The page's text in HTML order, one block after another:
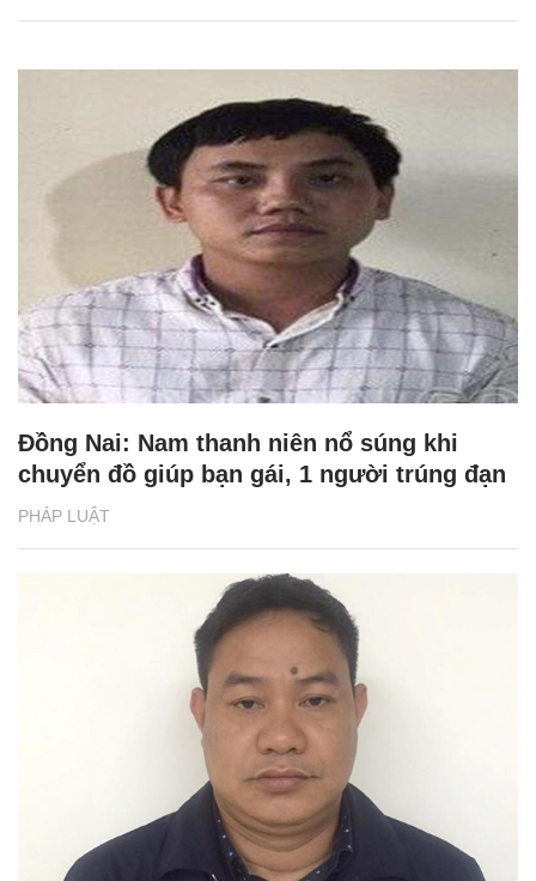
PHÁP LUẬT
Đồng Nai: Nam thanh niên nổ súng khi
chuyển đồ giúp bạn gái, 1 người trúng đạn